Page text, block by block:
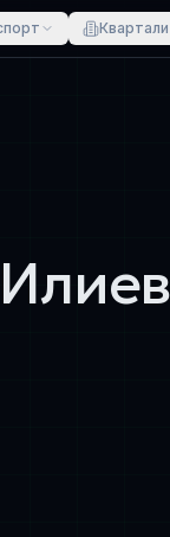
Квартали